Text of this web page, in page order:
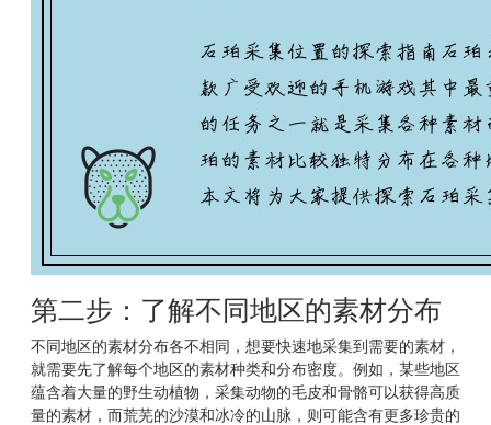
第二步：了解不同地区的素材分布
不同地区的素材分布各不相同，想要快速地采集到需要的素材，
就需要先了解每个地区的素材种类和分布密度。例如，某些地区
蕴含着大量的野生动植物，采集动物的毛皮和骨骼可以获得高质
量的素材，而荒芜的沙漠和冰冷的山脉，则可能含有更多珍贵的